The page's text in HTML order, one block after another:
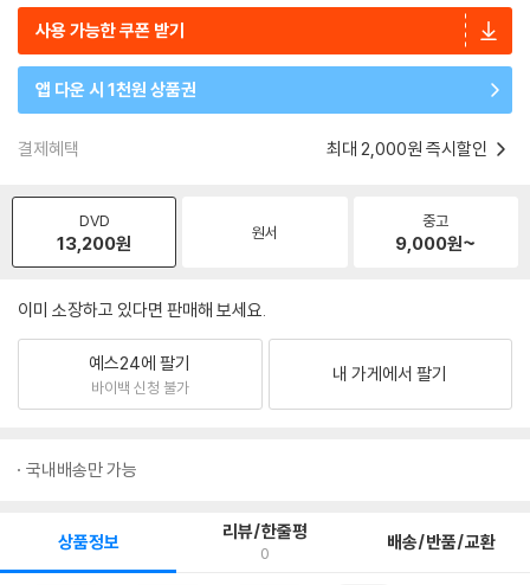
사용 가능한 쿠폰 받기
앱 다운 시 1천원 상품권
결제혜택 최대 2,000원 즉시할인
DVD
13,200원 원서
중고
9,000원~
이미 소장하고 있다면 판매해 보세요.
예스24에 팔기
바이백 신청 불가
내 가게에서 팔기
국내배송만 가능
상품정보 리뷰/한줄평
0 배송/반품/교환